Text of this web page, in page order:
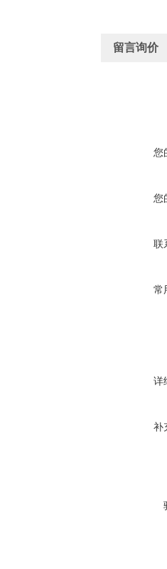
留言询价
您
您
联
常
详
补